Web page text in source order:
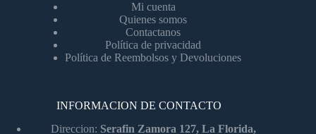
Mi cuenta
Quienes somos
Contactanos
Política de privacidad
Política de Reembolsos y Devoluciones
INFORMACION DE CONTACTO
Direccion: Serafin Zamora 127, La Florida,